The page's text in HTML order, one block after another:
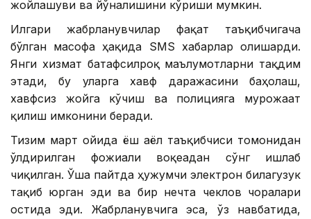
жойлашуви ва йўналишини кўриши мумкин.
Илгари жабрланувчилар фақат таъқибчигача
бўлган масофа ҳақида SМS хабарлар олишарди.
Янги хизмат батафсилроқ маълумотларни тақдим
этади, бу уларга хавф даражасини баҳолаш,
хавфсиз жойга кўчиш ва полицияга мурожаат
қилиш имконини беради.
Тизим март ойида ёш аёл таъқибчиси томонидан
ўлдирилган фожиали воқеадан сўнг ишлаб
чиқилган. Ўша пайтда ҳужумчи электрон билагузук
тақиб юрган эди ва бир нечта чеклов чоралари
остида эди. Жабрланувчига эса, ўз навбатида,